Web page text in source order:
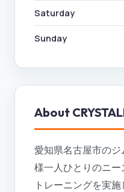
Saturday
Sunday
About
愛知県名古屋市の
様一人ひとりのニ
トレーニングを実